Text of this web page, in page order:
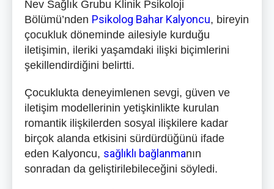
Nev Sağlık Grubu Klinik Psikoloji
Bölümü’nden Psikolog Bahar Kalyoncu, bireyin
çocukluk döneminde ailesiyle kurduğu
iletişimin, ileriki yaşamdaki ilişki biçimlerini
şekillendirdiğini belirtti.
Çocuklukta deneyimlenen sevgi, güven ve
iletişim modellerinin yetişkinlikte kurulan
romantik ilişkilerden sosyal ilişkilere kadar
birçok alanda etkisini sürdürdüğünü ifade
eden Kalyoncu, sağlıklı bağlanmanın
sonradan da geliştirilebileceğini söyledi.